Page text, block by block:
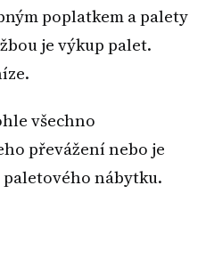
poplatkem a palety
je výkup palet.
všechno
převážení nebo je
paletového nábytku.